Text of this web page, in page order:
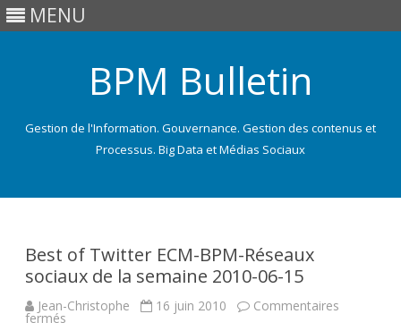
MENU
BPM Bulletin
Gestion de l'Information. Gouvernance. Gestion des contenus et
Processus. Big Data et Médias Sociaux
Best of Twitter ECM-BPM-Réseaux
sociaux de la semaine 2010-06-15
Jean-Christophe 16 juin 2010 Commentaires
fermés